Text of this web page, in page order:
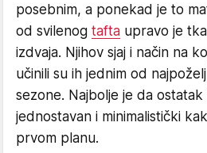
posebnim, a ponekad je to
od svilenog tafta upravo je
izdvaja. Njihov sjaj i način na
učinili su ih jednim od
sezone. Najbolje je da
jednostavan i minimalistički
prvom planu.